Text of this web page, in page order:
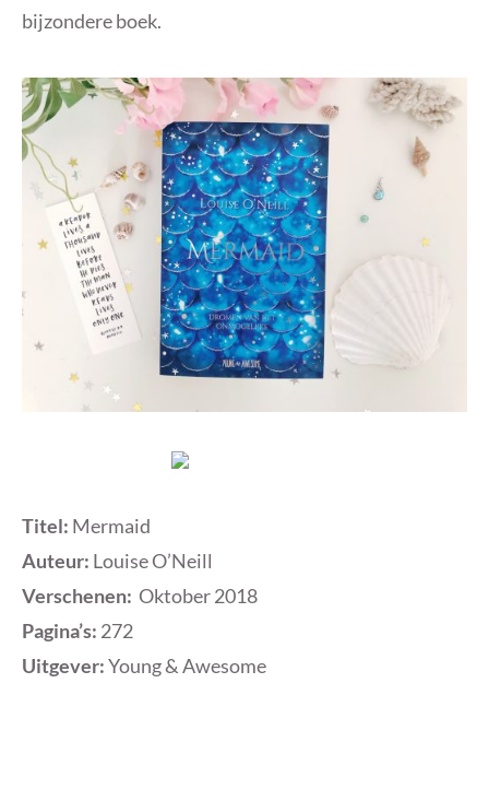
bijzondere boek.
Titel: Mermaid
Auteur: Louise O’Neill
Verschenen: Oktober 2018
Pagina’s: 272
Uitgever:Young & Awesome